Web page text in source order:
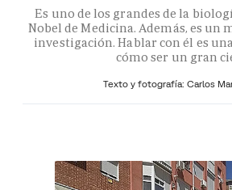
Es uno de los grandes de la
Nobel de Medicina. Además, es un
investigación. Hablar con él es
cómo ser un gran
Texto y fotografía: Carlos